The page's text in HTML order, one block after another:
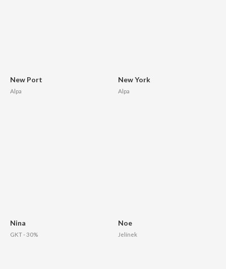
New Port
Alpa
New York
Alpa
Nina
GKT - 30%
Noe
Jelínek